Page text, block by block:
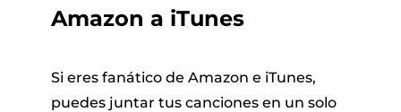
Amazon a iTunes
Si eres fanático de Amazon e iTunes,
puedes juntar tus canciones en un solo